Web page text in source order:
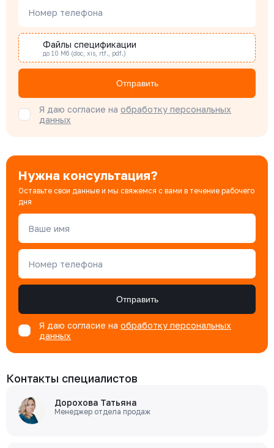
Наталья Гомонова
Бондарюк Евгения
Специалист отдела продаж
Номер телефона
Файлы спецификации
до 10 Мб (doc, xis, rtf., pdf.)
Отправить
Я даю согласие на обработку персональных
данных
Нужна консультация?
Оставьте свои данные и мы свяжемся с вами в течение рабочего
дня
Ваше имя
Номер телефона
Отправить
Я даю согласие на обработку персональных
данных
Контакты специалистов
Дорохова Татьяна
Менеджер отдела продаж